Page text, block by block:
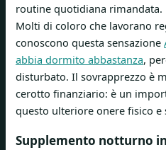
routine quotidiana rimandata.
Molti di coloro che lavorano
conoscono questa sensazione
abbia dormito abbastanza,
disturbato. Il sovrapprezzo è
cerotto finanziario: è un
questo ulteriore onere fisico e
Supplemento notturno